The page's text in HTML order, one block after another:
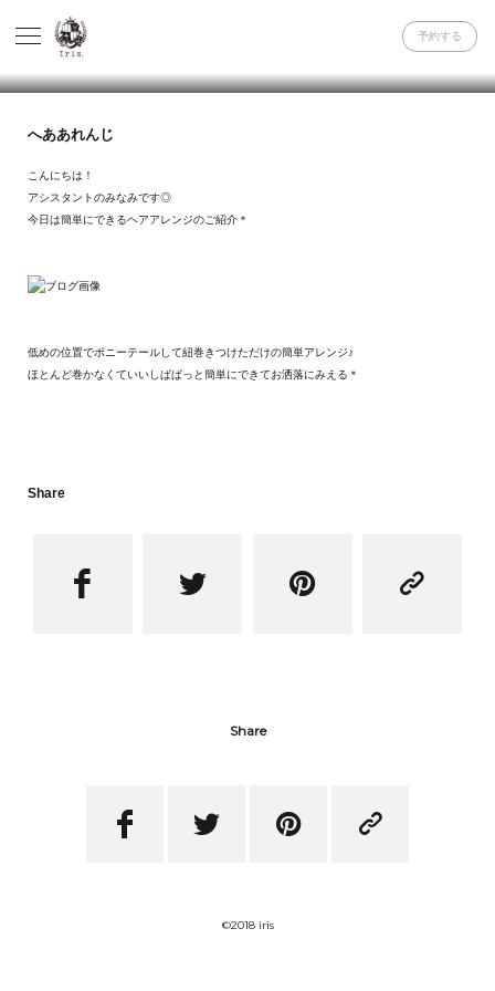
予約する
へああれんじ
こんにちは！
アシスタントのみなみです◎
今日は簡単にできるヘアアレンジのご紹介＊
低めの位置でポニーテールして紐巻きつけただけの簡単アレンジ♪
ほとんど巻かなくていいしぱぱっと簡単にできてお洒落にみえる＊
Share
   
Share
   
©2018 iris